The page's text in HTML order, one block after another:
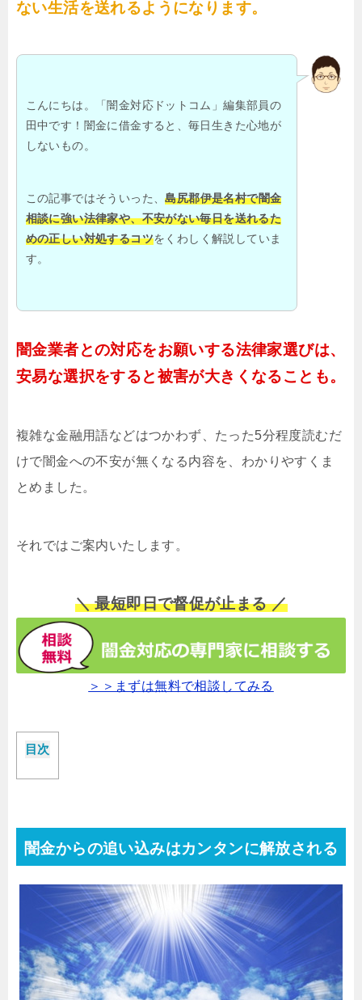
ない生活を送れるようになります。
こんにちは。「闇金対応ドットコム」編集部員の
田中です！闇金に借金すると、毎日生きた心地が
しないもの。
この記事ではそういった、島尻郡伊是名村で闇金
相談に強い法律家や、不安がない毎日を送れるた
めの正しい対処するコツをくわしく解説していま
す。
闇金業者との対応をお願いする法律家選びは、
安易な選択をすると被害が大きくなることも。
複雑な金融用語などはつかわず、たった5分程度読むだ
けで闇金への不安が無くなる内容を、わかりやすくま
とめました。
それではご案内いたします。
＼ 最短即日で督促が止まる ／
＞＞まずは無料で相談してみる
目次
闇金からの追い込みはカンタンに解放される